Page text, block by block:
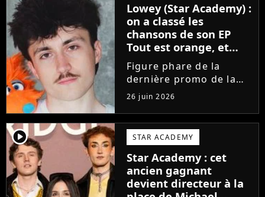
Lowey (Star Academy) :
on a classé les
chansons de son EP
Tout est orange, et
voici la meilleure !
Figure phare de la
dernière promo de la
Star Academy, Léo se
lance enfin. Sous le nom
de scène Lowey, l'artiste
de 25 ans dévoile un
premier EP énergique et
très prometteur
nommé...
26 juin 2026
player2 STAR ACADEMY
Star Academy : cet
ancien gagnant
devient directeur à la